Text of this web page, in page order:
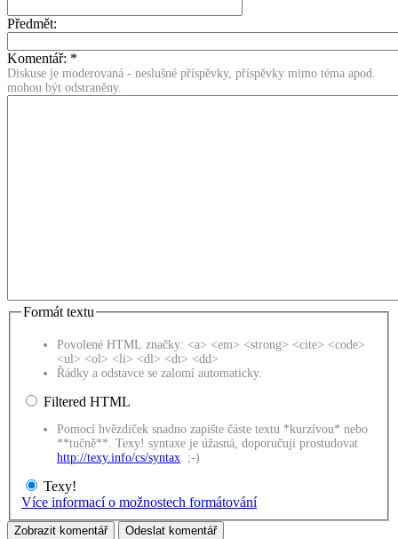
Předmět:
Komentář: *
Diskuse je moderovaná - neslušné příspěvky, příspěvky mimo téma apod.
mohou být odstraněny.
Formát textu
Povolené HTML značky: <a> <em> <strong> <cite> <code>
<ul> <ol> <li> <dl> <dt> <dd>
Řádky a odstavce se zalomí automaticky.
Filtered HTML
Pomocí hvězdiček snadno zapište částe textu *kurzívou* nebo
**tučně**. Texy! syntaxe je úžasná, doporučuji prostudovat
http://texy.info/cs/syntax . ;-)
Texy!
Více informací o možnostech formátování